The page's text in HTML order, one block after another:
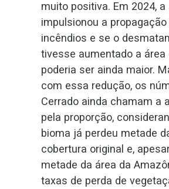
muito positiva. Em 2024, a
impulsionou a propagação
incêndios e se o
tivesse aumentado a área
poderia ser ainda maior.
com essa redução, os
Cerrado ainda chamam a
pela proporção,
bioma já perdeu metade
cobertura original e,
metade da área da
taxas de perda de